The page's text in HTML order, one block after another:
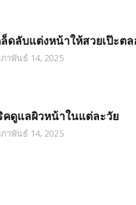
ล็ดลับแต่งหน้าให้สวยเป๊ะต
าพันธ์ 14, 2025
คดูแลผิวหน้าในแต่ละวัย
าพันธ์ 14, 2025